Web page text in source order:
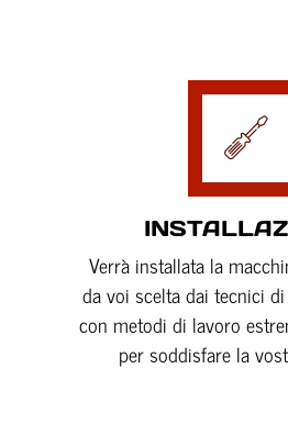
Verrà installata la
da voi scelta dai tecnici
con metodi di lavoro
per soddisfare la